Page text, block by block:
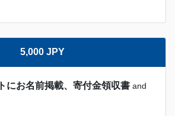
5,000 JPY
にお名前掲載、寄付金領収書 and